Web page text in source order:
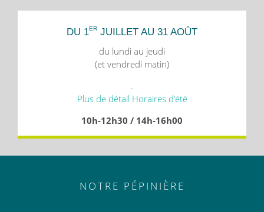
DU 1ER JUILLET AU 31 AOÛT
du lundi au jeudi
(et vendredi matin)
.
Plus de détail Horaires d’été
10h-12h30 / 14h-16h00
NOTRE PÉPINIÈRE